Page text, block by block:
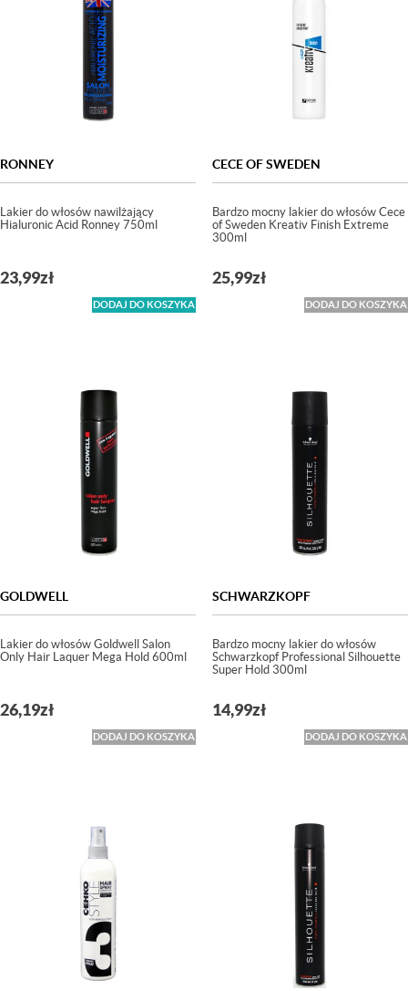
RONNEY
Lakier do włosów nawilżający
Hialuronic Acid Ronney 750ml
23,99zł
DODAJ DO KOSZYKA
CECE OF SWEDEN
Bardzo mocny lakier do włosów Cece
of Sweden Kreativ Finish Extreme
300ml
25,99zł
DODAJ DO KOSZYKA
GOLDWELL
Lakier do włosów Goldwell Salon
Only Hair Laquer Mega Hold 600ml
26,19zł
DODAJ DO KOSZYKA
SCHWARZKOPF
Bardzo mocny lakier do włosów
Schwarzkopf Professional Silhouette
Super Hold 300ml
14,99zł
DODAJ DO KOSZYKA